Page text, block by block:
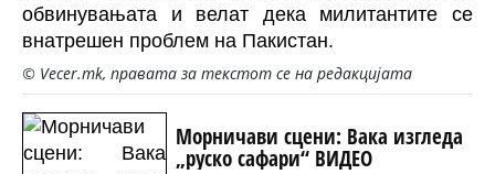
обвинувањата и велат дека милитантите се
внатрешен проблем на Пакистан.
© Vecer.mk, правата за текстот се на редакцијата
Морничави сцени: Вака изгледа
„руско сафари“ ВИДЕО